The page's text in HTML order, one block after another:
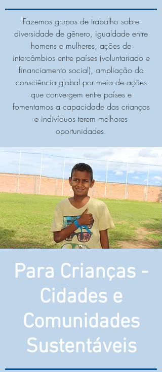
Fazemos grupos de trabalho sobre
diversidade de gênero, igualdade entre
homens e mulheres, ações de
intercâmbios entre países (voluntariado e
financiamento social), ampliação da
consciência global por meio de ações
que convergem entre países e
fomentamos a capacidade das crianças
e indivíduos terem melhores
oportunidades.
Para Crianças -
Cidades e
Comunidades
Sustentáveis